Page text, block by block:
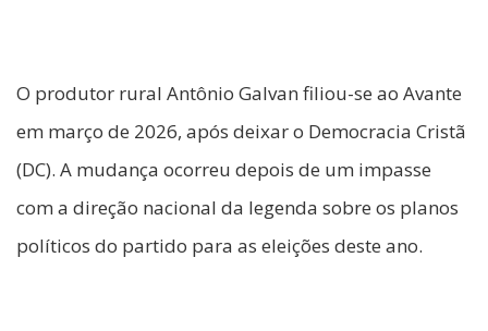
O produtor rural Antônio Galvan filiou-se ao Avante
em março de 2026, após deixar o Democracia Cristã
(DC). A mudança ocorreu depois de um impasse
com a direção nacional da legenda sobre os planos
políticos do partido para as eleições deste ano.